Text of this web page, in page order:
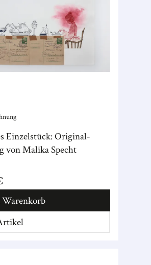
Einzelstück: Original-
von Malika Specht
Warenkorb